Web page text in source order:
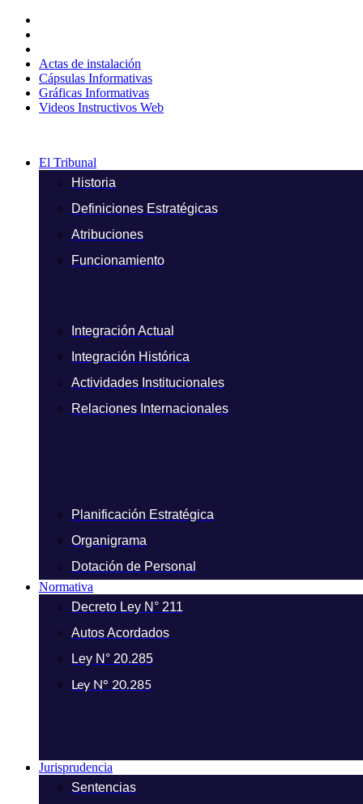
contenido
Actas de instalación
Cápsulas Informativas
Gráficas Informativas
Videos Instructivos Web
El Tribunal
Historia
Definiciones Estratégicas
Atribuciones
Funcionamiento
Integración Actual
Integración Histórica
Actividades Institucionales
Relaciones Internacionales
Planificación Estratégica
Organigrama
Dotación de Personal
Normativa
Decreto Ley N° 211
Autos Acordados
Ley N° 20.285
Ley N° 20.285
Jurisprudencia
Sentencias